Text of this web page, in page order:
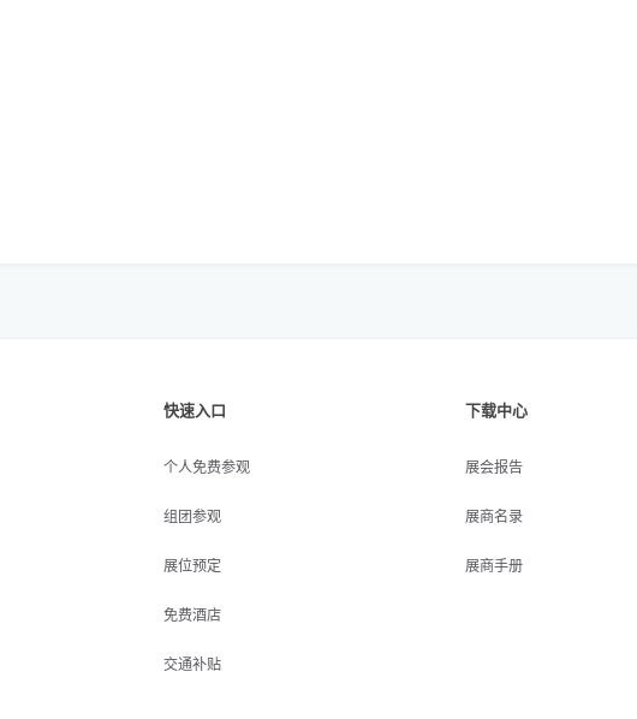
快速入口
个人免费参观
组团参观
展位预定
免费酒店
交通补贴
下载中心
展会报告
展商名录
展商手册